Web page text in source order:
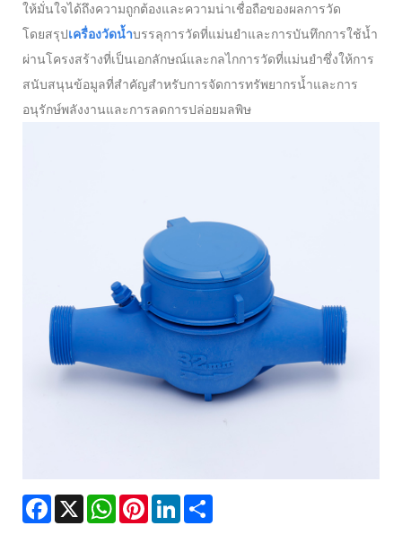
ให้มั่นใจได้ถึงความถูกต้องและความน่าเชื่อถือของผลการวัด
โดยสรุปเครื่องวัดน้ำบรรลุการวัดที่แม่นยำและการบันทึกการใช้น้ำ
ผ่านโครงสร้างที่เป็นเอกลักษณ์และกลไกการวัดที่แม่นยำซึ่งให้การ
สนับสนุนข้อมูลที่สำคัญสำหรับการจัดการทรัพยากรน้ำและการ
อนุรักษ์พลังงานและการลดการปล่อยมลพิษ
Facebook
X WhatsAppPinterestLinkedIn